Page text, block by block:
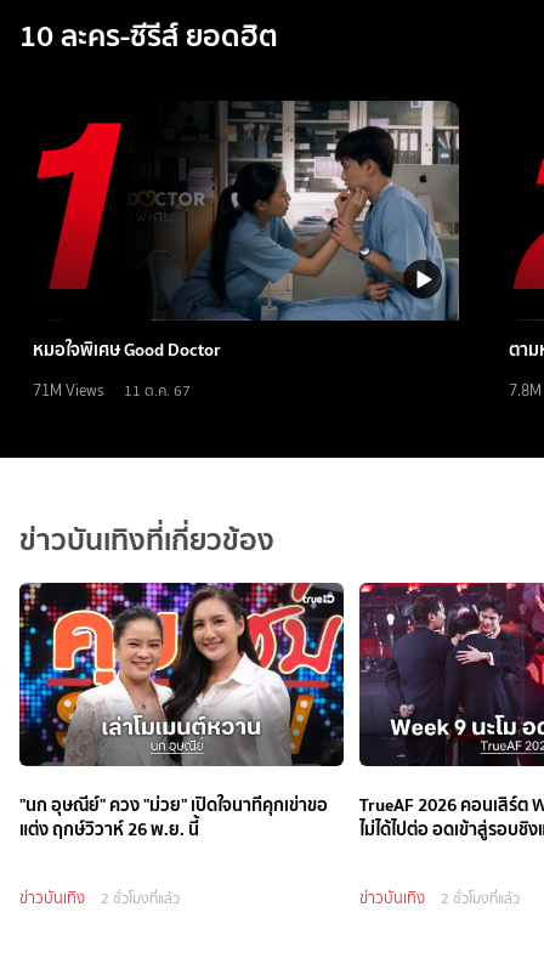
10 ละคร-ซีรีส์ ยอดฮิต
หมอใจพิเศษ Good Doctor
71M Views 11 ต.ค. 67
ตาม
7.8M
ข่าวบันเทิงที่เกี่ยวข้อง
"นก อุษณีย์" ควง "ม่วย" เปิดใจนาทีคุกเข่าขอ
แต่ง ฤกษ์วิวาห์ 26 พ.ย. นี้
ข่าวบันเทิง 2 ชั่วโมงที่แล้ว
TrueAF 2026 คอนเสิร์ต
ไม่ได้ไปต่อ อดเข้าสู่รอบชิ
ข่าวบันเทิง 2 ชั่วโมงที่แล้ว